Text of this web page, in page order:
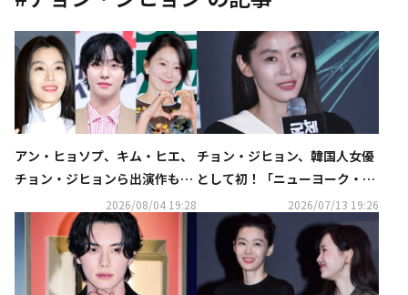
アン・ヒョソプ、キム・ヒエ、
チョン・ジヒョンら出演作も！
JTBC、財政難が報じられるな
か新ドラマのラインナップを発
2026/08/04 19:28
チョン・ジヒョン、韓国人女優
として初！「ニューヨーク・ア
ジア映画祭」で最高権威の賞を
受賞
2026/07/13 19:26